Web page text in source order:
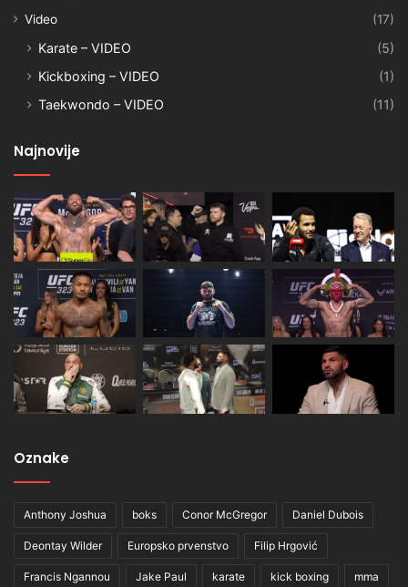
Video
(17)
Karate – VIDEO
(5)
Kickboxing – VIDEO
(1)
Taekwondo – VIDEO
(11)
Najnovije
Oznake
Anthony Joshua boks Conor McGregor Daniel Dubois
Deontay Wilder Europsko prvenstvo Filip Hrgović
Francis Ngannou Jake Paul karate kick boxing mma